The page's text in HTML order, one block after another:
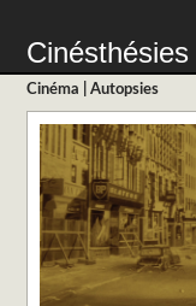
Cinésthésies
Cinéma |Autopsies